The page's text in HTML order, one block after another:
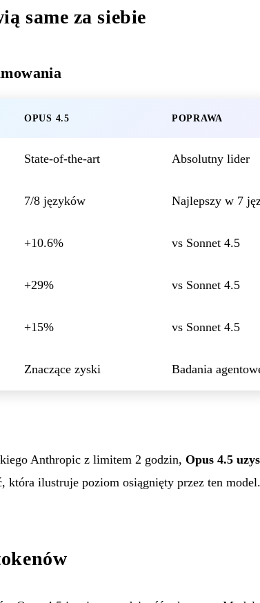
same za siebie
OPUS 4.5 POPRAWA
State-of-the-art Absolutny lider
7/8 języków Najlepszy w 7
+10.6% vs Sonnet 4.5
+29% vs Sonnet 4.5
+15% vs Sonnet 4.5
Znaczące zyski Badania
Anthropic z limitem 2 godzin, Opus 4.5
która ilustruje poziom osiągnięty przez ten model.